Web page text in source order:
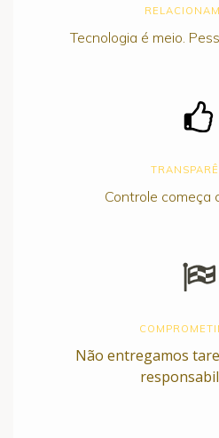
Tecnologia é meio.
Controle começa
Não entregamos